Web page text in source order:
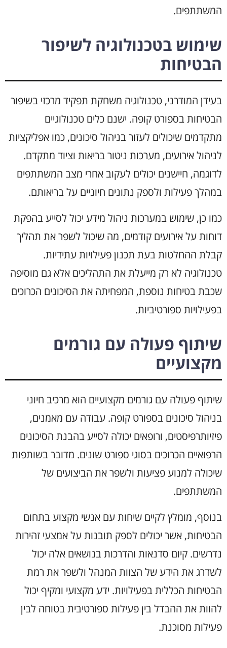
המשתתפים.
שימוש בטכנולוגיה לשיפור
הבטיחות
בעידן המודרני, טכנולוגיה משחקת תפקיד מרכזי בשיפור
הבטיחות בספורט קופה. ישנם כלים טכנולוגיים
מתקדמים שיכולים לעזור בניהול סיכונים, כמו אפליקציות
לניהול אירועים, מערכות ניטור בריאות וציוד מתקדם.
לדוגמה, חיישנים יכולים לעקוב אחרי מצב המשתתפים
במהלך פעילות ולספק נתונים חיוניים על בריאותם.
כמו כן, שימוש במערכות ניהול מידע יכול לסייע בהפקת
דוחות על אירועים קודמים, מה שיכול לשפר את תהליך
קבלת ההחלטות בעת תכנון פעילויות עתידיות.
טכנולוגיה לא רק מייעלת את התהליכים אלא גם מוסיפה
שכבת בטיחות נוספת, המפחיתה את הסיכונים הכרוכים
בפעילויות ספורטיביות.
שיתוף פעולה עם גורמים
מקצועיים
שיתוף פעולה עם גורמים מקצועיים הוא מרכיב חיוני
בניהול סיכונים בספורט קופה. עבודה עם מאמנים,
פיזיותרפיסטים, ורופאים יכולה לסייע בהבנת הסיכונים
הרפואיים הכרוכים בסוגי ספורט שונים. מדובר בשותפות
שיכולה למנוע פציעות ולשפר את הביצועים של
המשתתפים.
בנוסף, מומלץ לקיים שיחות עם אנשי מקצוע בתחום
הבטיחות, אשר יכולים לספק תובנות על אמצעי זהירות
נדרשים. קיום סדנאות והדרכות בנושאים אלה יכול
לשדרג את הידע של הצוות המנהל ולשפר את רמת
הבטיחות הכללית בפעילויות. ידע מקצועי ומקיף יכול
להוות את ההבדל בין פעילות ספורטיבית בטוחה לבין
פעילות מסוכנת.